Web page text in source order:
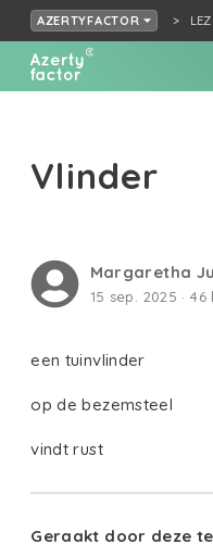
AZERTYFACTOR
Vlinder
Margaretha
15 sep. 2025 ·
een tuinvlinder
op de bezemsteel
vindt rust
Geraakt door deze